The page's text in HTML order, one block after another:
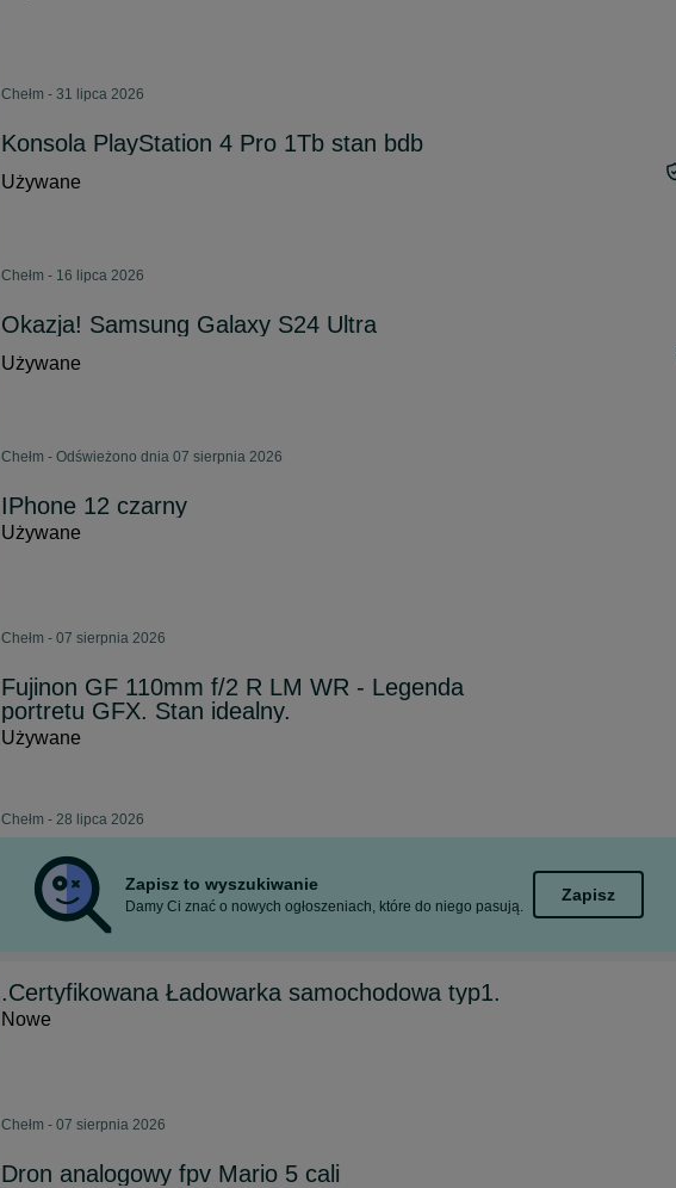
Chełm - 31 lipca 2026
Konsola PlayStation 4 Pro 1Tb stan bdb
Używane
Chełm - 16 lipca 2026
Okazja! Samsung Galaxy S24 Ultra
Używane
Chełm - Odświeżono dnia 07 sierpnia 2026
IPhone 12 czarny
Używane
Chełm - 07 sierpnia 2026
Fujinon GF 110mm f/2 R LM WR - Legenda
portretu GFX. Stan idealny.
Używane
Chełm - 28 lipca 2026
Zapisz to wyszukiwanie
Damy Ci znać o nowych ogłoszeniach, które do niego pasują.
Zapisz
.Certyfikowana Ładowarka samochodowa typ1.
Nowe
Chełm - 07 sierpnia 2026
Dron analogowy fpv Mario 5 cali